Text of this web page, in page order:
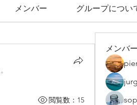
メンバー グループについ
。
閲覧数：15
メンバー